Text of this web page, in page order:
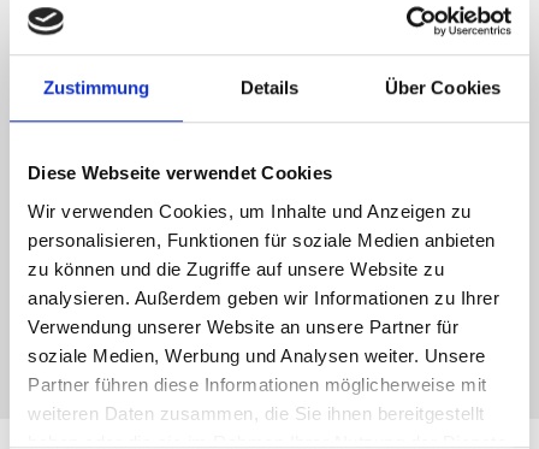
Zustimmung Details Über Cookies
Diese Webseite verwendet Cookies
Wir verwenden Cookies, um Inhalte und Anzeigen zu
personalisieren, Funktionen für soziale Medien anbieten
zu können und die Zugriffe auf unsere Website zu
analysieren. Außerdem geben wir Informationen zu Ihrer
Verwendung unserer Website an unsere Partner für
soziale Medien, Werbung und Analysen weiter. Unsere
Partner führen diese Informationen möglicherweise mit
weiteren Daten zusammen, die Sie ihnen bereitgestellt
haben oder die sie im Rahmen Ihrer Nutzung der Dienste
Ich habe dieDatenschutzerklärungzur Kenntnis genommen. Ich stimme
elektronisch erhoben und gespeichert werden.
Hinweis: Sie können Ihre Einwilligung jederzeit für die Zukunft per E-Mail
an info@hegerich-immobilien.de widerrufen. *
* Pflichtfelder
Absenden